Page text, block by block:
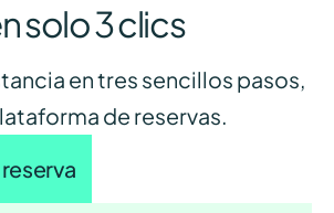
solo 3 clics
en tres sencillos pasos,
de reservas.